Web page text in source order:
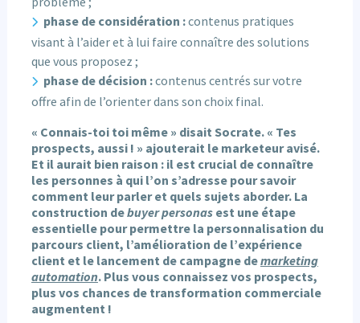
phase de considération :contenus pratiques
visant à l’aider et à lui faire connaître des solutions
que vous proposez ;
phase de décision :contenus centrés sur votre
offre afin de l’orienter dans son choix final.
« Connais-toi toi même » disait Socrate. « Tes
prospects, aussi ! » ajouterait le marketeur avisé.
Et il aurait bien raison : il est crucial de connaître
les personnes à qui l’on s’adresse pour savoir
comment leur parler et quels sujets aborder. La
construction debuyer personasest une étape
essentielle pour permettre la personnalisation du
parcours client, l’amélioration de l’expérience
client et le lancement de campagne demarketing
automation. Plus vous connaissez vos prospects,
plus vos chances de transformation commerciale
augmentent !